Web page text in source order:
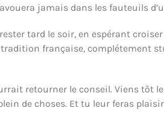
jamais dans les fauteuils
tard le soir, en espérant
française, complétement
retourner le conseil. Viens tôt
de choses. Et tu leur feras